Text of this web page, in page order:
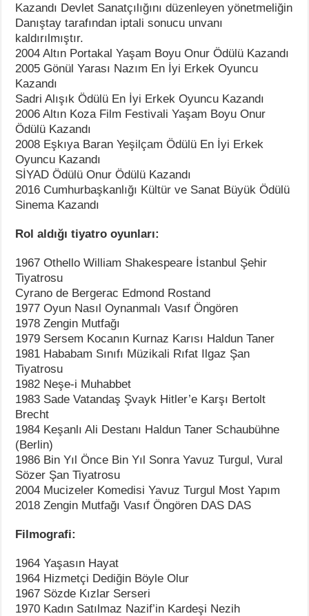
Kazandı Devlet Sanatçılığını düzenleyen yönetmeliğin
Danıştay tarafından iptali sonucu unvanı
kaldırılmıştır.
2004 Altın Portakal Yaşam Boyu Onur Ödülü Kazandı
2005 Gönül Yarası Nazım En İyi Erkek Oyuncu
Kazandı
Sadri Alışık Ödülü En İyi Erkek Oyuncu Kazandı
2006 Altın Koza Film Festivali Yaşam Boyu Onur
Ödülü Kazandı
2008 Eşkıya Baran Yeşilçam Ödülü En İyi Erkek
Oyuncu Kazandı
SİYAD Ödülü Onur Ödülü Kazandı
2016 Cumhurbaşkanlığı Kültür ve Sanat Büyük Ödülü
Sinema Kazandı
Rol aldığı tiyatro oyunları:
1967 Othello William Shakespeare İstanbul Şehir
Tiyatrosu
Cyrano de Bergerac Edmond Rostand
1977 Oyun Nasıl Oynanmalı Vasıf Öngören
1978 Zengin Mutfağı
1979 Sersem Kocanın Kurnaz Karısı Haldun Taner
1981 Hababam Sınıfı Müzikali Rıfat Ilgaz Şan
Tiyatrosu
1982 Neşe-i Muhabbet
1983 Sade Vatandaş Şvayk Hitler’e Karşı Bertolt
Brecht
1984 Keşanlı Ali Destanı Haldun Taner Schaubühne
(Berlin)
1986 Bin Yıl Önce Bin Yıl Sonra Yavuz Turgul, Vural
Sözer Şan Tiyatrosu
2004 Mucizeler Komedisi Yavuz Turgul Most Yapım
2018 Zengin Mutfağı Vasıf Öngören DAS DAS
Filmografi:
1964 Yaşasın Hayat
1964 Hizmetçi Dediğin Böyle Olur
1967 Sözde Kızlar Serseri
1970 Kadın Satılmaz Nazif’in Kardeşi Nezih